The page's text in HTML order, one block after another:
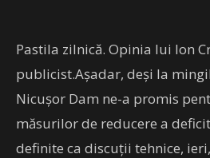
Pastila zilnică. Opinia lui Ion
publicist.Așadar, deși la
Nicușor Dam ne-a promis
măsurilor de reducere a
definite ca discuții tehnice,